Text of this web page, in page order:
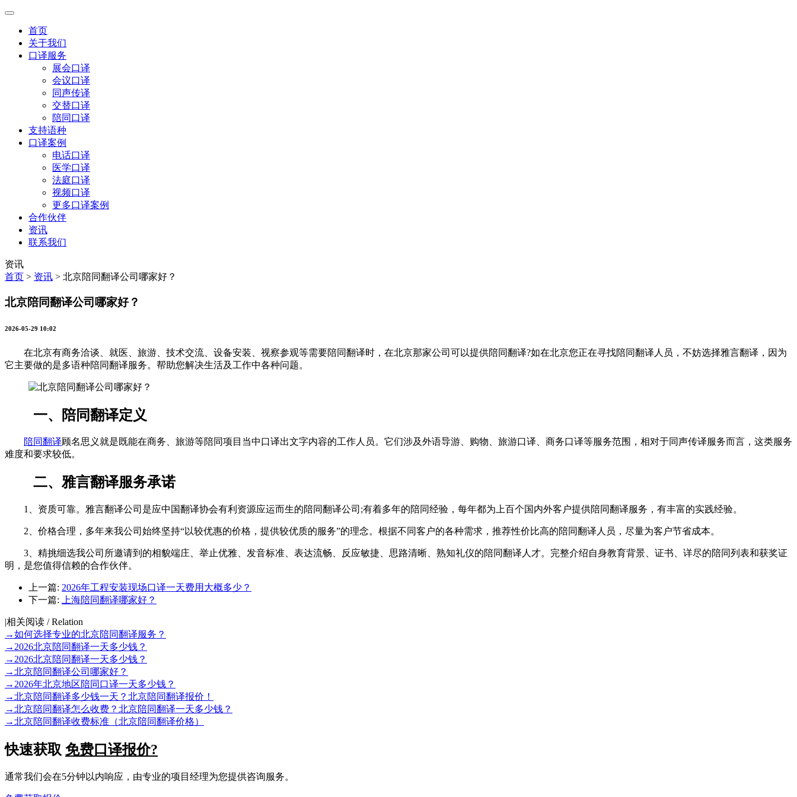
首页
关于我们
口译服务
展会口译
会议口译
同声传译
交替口译
陪同口译
支持语种
口译案例
电话口译
医学口译
法庭口译
视频口译
更多口译案例
合作伙伴
资讯
联系我们
资讯
首页 > 资讯 > 北京陪同翻译公司哪家好？
北京陪同翻译公司哪家好？
2026-05-29 10:02
在北京有商务洽谈、就医、旅游、技术交流、设备安装、视察参观等需要陪同翻译时，在北京那家公司可以提供陪同翻译?如在北京您正在寻找陪同翻译人员，不妨选择雅言翻译，因为
它主要做的是多语种陪同翻译服务。帮助您解决生活及工作中各种问题。
一、陪同翻译定义
陪同翻译顾名思义就是既能在商务、旅游等陪同项目当中口译出文字内容的工作人员。它们涉及外语导游、购物、旅游口译、商务口译等服务范围，相对于同声传译服务而言，这类服务
难度和要求较低。
二、雅言翻译服务承诺
1、资质可靠。雅言翻译公司是应中国翻译协会有利资源应运而生的陪同翻译公司;有着多年的陪同经验，每年都为上百个国内外客户提供陪同翻译服务，有丰富的实践经验。
2、价格合理，多年来我公司始终坚持“以较优惠的价格，提供较优质的服务”的理念。根据不同客户的各种需求，推荐性价比高的陪同翻译人员，尽量为客户节省成本。
3、精挑细选我公司所邀请到的相貌端庄、举止优雅、发音标准、表达流畅、反应敏捷、思路清晰、熟知礼仪的陪同翻译人才。完整介绍自身教育背景、证书、详尽的陪同列表和获奖证
明，是您值得信赖的合作伙伴。
上一篇: 2026年工程安装现场口译一天费用大概多少？
下一篇:
上海陪同翻译哪家好？
|相关阅读 / Relation
→如何选择专业的北京陪同翻译服务？
→ 2026北京陪同翻译一天多少钱？
→ 2026北京陪同翻译一天多少钱？
→北京陪同翻译公司哪家好？
→ 2026年北京地区陪同口译一天多少钱？
→北京陪同翻译多少钱一天？北京陪同翻译报价！
→北京陪同翻译怎么收费？北京陪同翻译一天多少钱？
→北京陪同翻译收费标准（北京陪同翻译价格）
快速获取 免费口译报价?
通常我们会在5分钟以内响应，由专业的项目经理为您提供咨询服务。